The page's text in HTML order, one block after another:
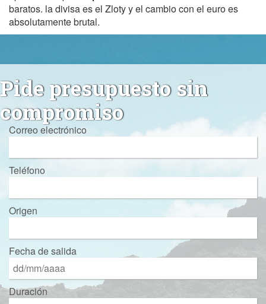
baratos. la divisa es el Zloty y el cambio con el euro es
absolutamente brutal.
Pide presupuesto sin
compromiso
Correo electrónico
Teléfono
Origen
Fecha de salida
Duración